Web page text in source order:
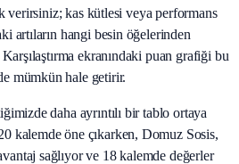
verirsiniz; kas kütlesi veya performans
artıların hangi besin öğelerinden
ekranındaki puan grafiği bu
mümkün hale getirir.
daha ayrıntılı bir tablo ortaya
kalemde öne çıkarken, Domuz Sosis,
sağlıyor ve 18 kalemde değerler